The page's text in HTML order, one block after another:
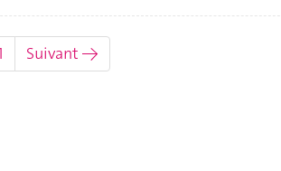
Suivant →